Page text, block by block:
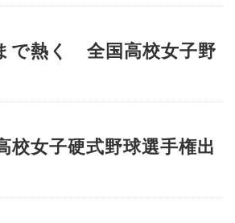
で熱く 全国高校女子野
校女子硬式野球選手権出